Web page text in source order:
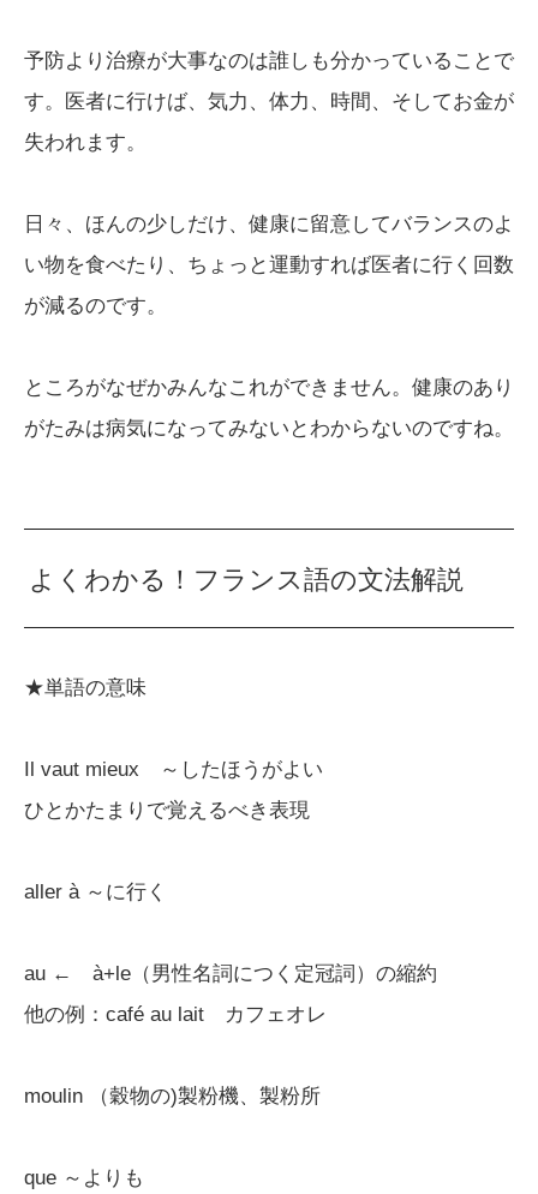
予防より治療が大事なのは誰しも分かっていることで
す。医者に行けば、気力、体力、時間、そしてお金が
失われます。
日々、ほんの少しだけ、健康に留意してバランスのよ
い物を食べたり、ちょっと運動すれば医者に行く回数
が減るのです。
ところがなぜかみんなこれができません。健康のあり
がたみは病気になってみないとわからないのですね。
よくわかる！フランス語の文法解説
★単語の意味
Il vaut mieux ～したほうがよい
ひとかたまりで覚えるべき表現
aller à ～に行く
au ← à+le（男性名詞につく定冠詞）の縮約
他の例：café au lait カフェオレ
moulin （穀物の)製粉機、製粉所
que ～よりも